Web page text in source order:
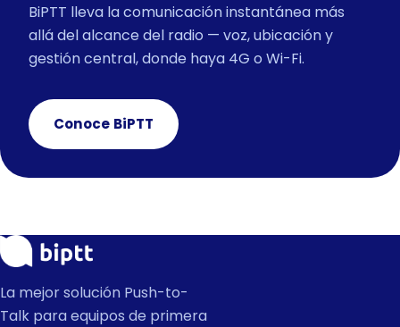
BiPTT lleva la comunicación instantánea más
allá del alcance del radio — voz, ubicación y
gestión central, donde haya 4G o Wi-Fi.
Conoce BiPTT
La mejor solución Push-to-
Talk para equipos de primera